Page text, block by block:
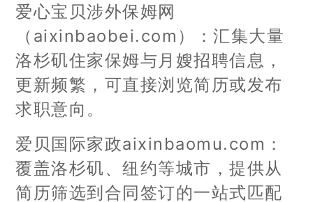
爱心宝贝涉外保姆网
（aixinbaobei.com）：汇集大量
洛杉矶住家保姆与月嫂招聘信息，
更新频繁，可直接浏览简历或发布
求职意向。
爱贝国际家政aixinbaomu.com：
覆盖洛杉矶、纽约等城市，提供从
简历筛选到合同签订的一站式匹配